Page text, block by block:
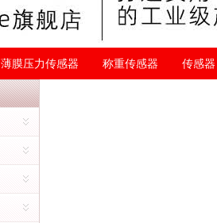
薄膜压力传感器 称重传感器 传感器